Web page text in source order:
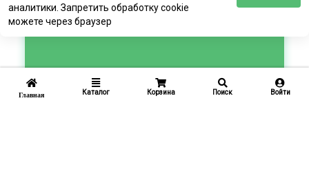
Главная Каталог Корзина Поиск Войти
аналитики. Запретить обработку cookie
можете через браузер